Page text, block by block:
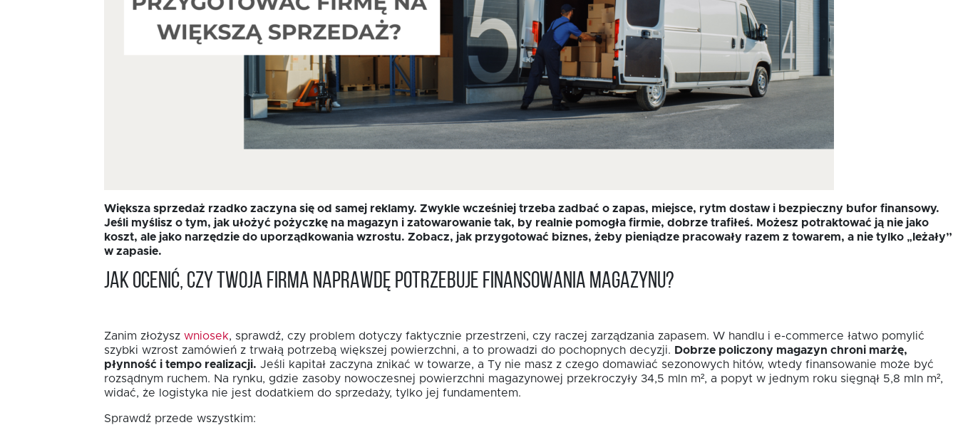
Większa sprzedaż rzadko zaczyna się od samej reklamy. Zwykle wcześniej trzeba zadbać o zapas, miejsce, rytm dostaw i bezpieczny bufor finansowy.
Jeśli myślisz o tym, jak ułożyć pożyczkę na magazyn i zatowarowanie tak, by realnie pomogła firmie, dobrze trafiłeś. Możesz potraktować ją nie jako
koszt, ale jako narzędzie do uporządkowania wzrostu. Zobacz, jak przygotować biznes, żeby pieniądze pracowały razem z towarem, a nie tylko „leżały”
w zapasie.
Jak ocenić, czy Twoja firma naprawdę potrzebuje finansowania magazynu?
Zanim złożysz wniosek, sprawdź, czy problem dotyczy faktycznie przestrzeni, czy raczej zarządzania zapasem. W handlu i e-commerce łatwo pomylić
szybki wzrost zamówień z trwałą potrzebą większej powierzchni, a to prowadzi do pochopnych decyzji. Dobrze policzony magazyn chroni marżę,
płynność i tempo realizacji. Jeśli kapitał zaczyna znikać w towarze, a Ty nie masz z czego domawiać sezonowych hitów, wtedy finansowanie może być
rozsądnym ruchem. Na rynku, gdzie zasoby nowoczesnej powierzchni magazynowej przekroczyły 34,5 mln m², a popyt w jednym roku sięgnął 5,8 mln m²,
widać, że logistyka nie jest dodatkiem do sprzedaży, tylko jej fundamentem.
Sprawdź przede wszystkim: